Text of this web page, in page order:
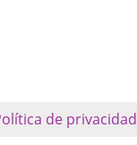
de privacidad